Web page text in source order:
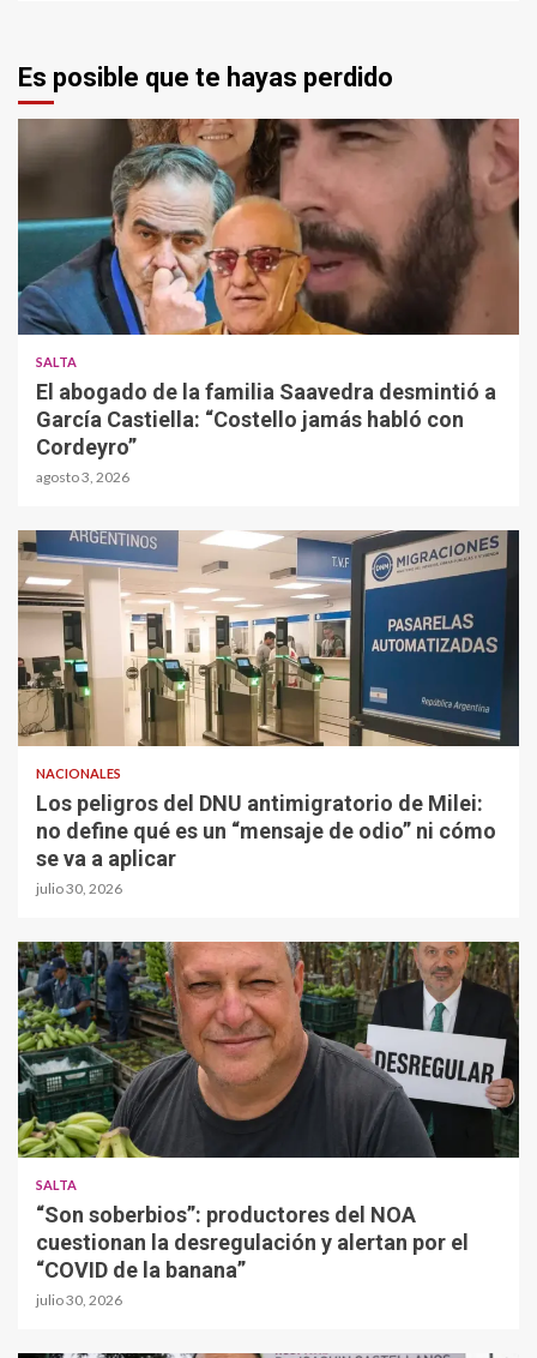
Es posible que te hayas perdido
SALTA
El abogado de la familia Saavedra desmintió a
García Castiella: “Costello jamás habló con
Cordeyro”
agosto 3, 2026
NACIONALES
Los peligros del DNU antimigratorio de Milei:
no define qué es un “mensaje de odio” ni cómo
se va a aplicar
julio 30, 2026
SALTA
“Son soberbios”: productores del NOA
cuestionan la desregulación y alertan por el
“COVID de la banana”
julio 30, 2026